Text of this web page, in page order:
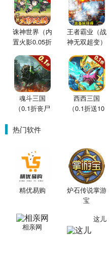
诛神世界（内
置火影0.05折
王者霸业（战
神无双超变）
魂斗三国
（0.1折丧尸
西西三国
（0.1折送10
热门软件
精优易购
炉石传说掌游
宝
相亲网
这儿